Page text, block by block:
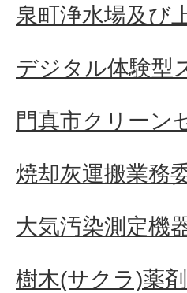
泉町浄水場及び
デジタル体験型
門真市クリーン
焼却灰運搬業務
大気汚染測定機
樹木(サクラ)薬